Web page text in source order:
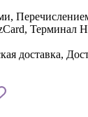
Терминал
доставка,